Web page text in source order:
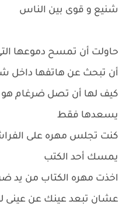
شنيع و قوى بين الناس
حاولت أن تمسح دموعها
أن تبحث عن هاتفها داخل
كيف لها أن تصل ضرغام هو
يسعدها فقط
كنت تجلس مهره على
يمسك أحد الكتب
اخذت مهره الكتاب من يد
عشان تبعد عينك عن عينى